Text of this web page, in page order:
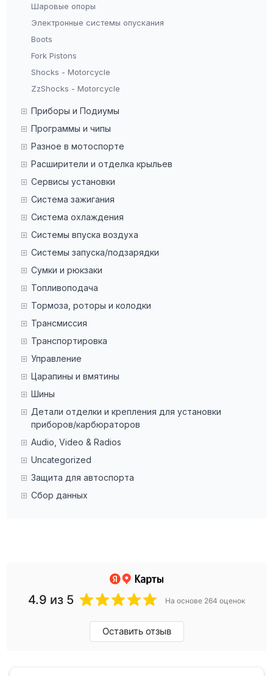
Шаровые опоры
Электронные системы опускания
Boots
Fork Pistons
Shocks - Motorcycle
ZzShocks - Motorcycle
Приборы и Подиумы
Программы и чипы
Разное в мотоспорте
Расширители и отделка крыльев
Сервисы установки
Система зажигания
Система охлаждения
Системы впуска воздуха
Системы запуска/подзарядки
Сумки и рюкзаки
Топливоподача
Тормоза, роторы и колодки
Трансмиссия
Транспортировка
Управление
Царапины и вмятины
Шины
Детали отделки и крепления для установки
приборов/карбюраторов
Audio, Video & Radios
Uncategorized
Защита для автоспорта
Сбор данных
4.9 из 5 На основе 264 оценок
Оставить отзыв